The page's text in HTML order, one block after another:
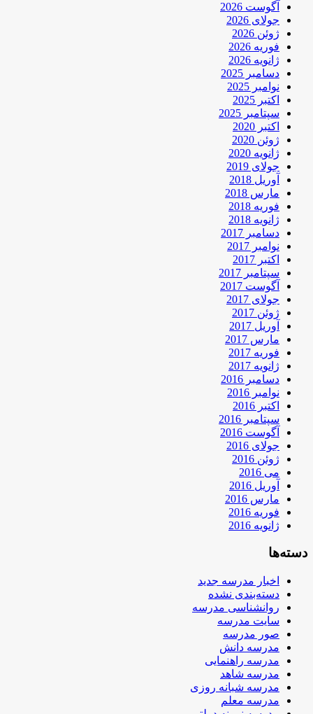
آگوست 2026
جولای 2026
ژوئن 2026
فوریه 2026
ژانویه 2026
دسامبر 2025
نوامبر 2025
اکتبر 2025
سپتامبر 2025
اکتبر 2020
ژوئن 2020
ژانویه 2020
جولای 2019
آوریل 2018
مارس 2018
فوریه 2018
ژانویه 2018
دسامبر 2017
نوامبر 2017
اکتبر 2017
سپتامبر 2017
آگوست 2017
جولای 2017
ژوئن 2017
آوریل 2017
مارس 2017
فوریه 2017
ژانویه 2017
دسامبر 2016
نوامبر 2016
اکتبر 2016
سپتامبر 2016
آگوست 2016
جولای 2016
ژوئن 2016
می 2016
آوریل 2016
مارس 2016
فوریه 2016
ژانویه 2016
دسته‌ها
اخبار مدرسه جدید
دسته‌بندی نشده
روانشناسی مدرسه
سایت مدرسه
صور مدرسه
مدرسه دانش
مدرسه راهنمایی
مدرسه شاهد
مدرسه شبانه روزی
مدرسه معلم